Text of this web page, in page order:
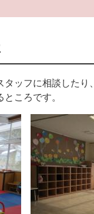
ッフに相談した
ころです。